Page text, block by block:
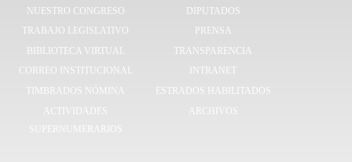
NUESTRO CONGRESO
DIPUTADOS
TRABAJO LEGISLATIVO
PRENSA
BIBLIOTECA VIRTUAL
TRANSPARENCIA
CORREO INSTITUCIONAL
INTRANET
TIMBRADOS NÓMINA
ESTRADOS HABILITADOS
ACTIVIDADES
SUPERNUMERARIOS
ARCHIVOS